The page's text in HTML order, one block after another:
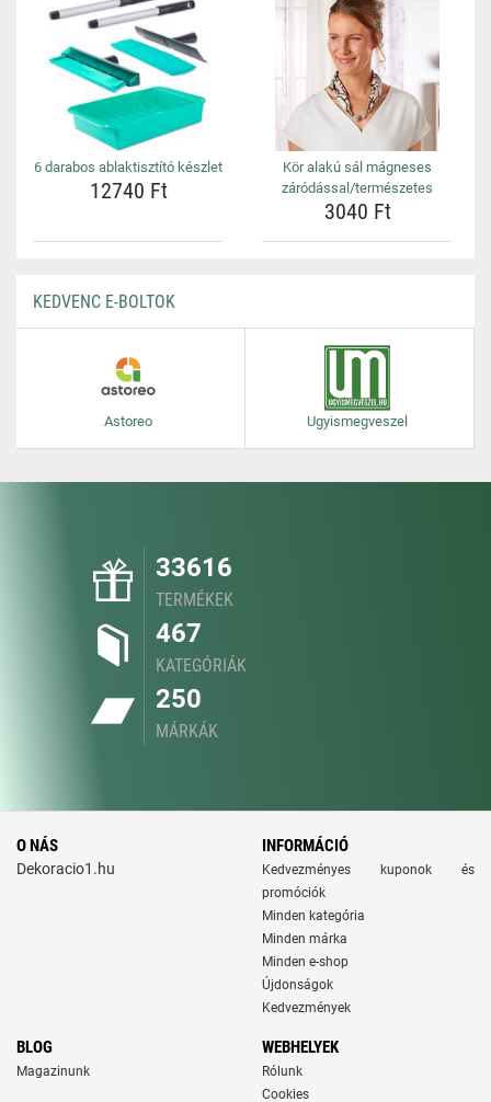
6 darabos ablaktisztító készlet
12740 Ft
Kör alakú sál mágneses
záródással/természetes
3040 Ft
KEDVENC E-BOLTOK
Astoreo Ugyismegveszel
33616
TERMÉKEK
467
KATEGÓRIÁK
250
MÁRKÁK
O NÁS
Dekoracio1.hu
INFORMÁCIÓ
Kedvezményes kuponok és
promóciók
Minden kategória
Minden márka
Minden e-shop
Újdonságok
Kedvezmények
BLOG
Magazinunk
WEBHELYEK
Rólunk
Cookies